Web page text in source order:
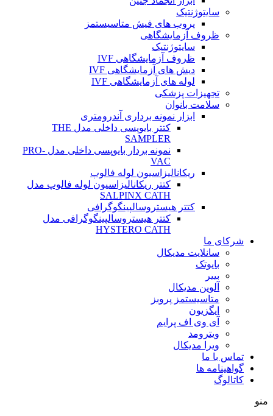
سایتوژنتیک
پروب های فیش متاسیستمز
ظروف آزمایشگاهی
سایتوژنتیک
ظروف آزمایشگاهی IVF
دیش های آزمایشگاهی IVF
لوله های آزمایشگاهی IVF
تجهیزات پزشکی
سلامت بانوان
ابزار نمونه برداری آندرومتری
کتتر بایوپسی داخلی مدل THE
SAMPLER
نمونه بردار بایوپسی داخلی مدل PRO-
VAC
ریکانالیزاسیون لوله فالوپ
کتتر ریکانالیزاسیون لوله فالوپ مدل
SALPINX CATH
کتتر هیستروسالپینگوگرافی
کتتر هیستروسالپینگوگرافی مدل
HYSTERO CATH
شرکای ما
سانلایت مدیکال
بایوتک
بییر
آلوین مدیکال
متاسیستمز پروبز
ایگزیون
آی وی اف پرایم
ویترومد
ویرا مدیکال
تماس با ما
گواهینامه ها
کاتالوگ
منو